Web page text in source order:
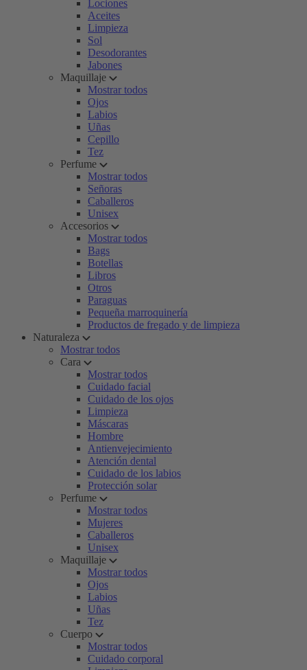
Lociones
Aceites
Limpieza
Sol
Desodorantes
Jabones
Maquillaje
Mostrar todos
Ojos
Labios
Uñas
Cepillo
Tez
Perfume
Mostrar todos
Señoras
Caballeros
Unisex
Accesorios
Mostrar todos
Bags
Botellas
Libros
Otros
Paraguas
Pequeña marroquinería
Productos de fregado y de limpieza
Naturaleza
Mostrar todos
Cara
Mostrar todos
Cuidado facial
Cuidado de los ojos
Limpieza
Máscaras
Hombre
Antienvejecimiento
Atención dental
Cuidado de los labios
Protección solar
Perfume
Mostrar todos
Mujeres
Caballeros
Unisex
Maquillaje
Mostrar todos
Ojos
Labios
Uñas
Tez
Cuerpo
Mostrar todos
Cuidado corporal